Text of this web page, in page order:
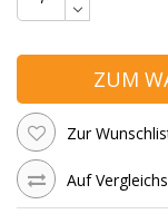
ZUM
Zur
Auf